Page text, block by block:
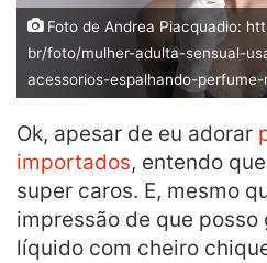
Foto de Andrea Piacquadio:
br/foto/mulher-adulta-sensual-
acessorios-espalhando-
Ok, apesar de eu adorar
importados, entendo
super caros. E, mesmo
impressão de que posso
líquido com cheiro